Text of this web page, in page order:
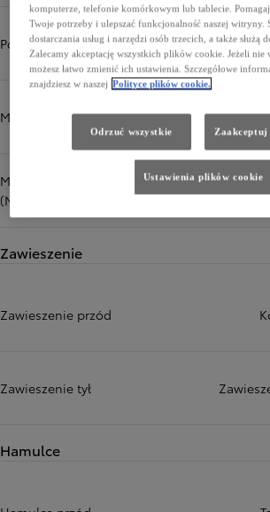
Pojemność skokowa (cm³)
Moc maksymalna (KM)
Maksymalny moment obrotowy
(Nm)
Zawieszenie
Zawieszenie przód
Zawieszenie tył
Hamulce
komputerze, telefonie komórkowym lub tablecie.
Twoje potrzeby i ulepszać funkcjonalność naszej witryny.
dostarczania usług i narzędzi osób trzecich, a także służą
Zalecamy akceptację wszystkich plików cookie. Jeżeli nie
możesz łatwo zmienić ich ustawienia. Szczegółowe
znajdziesz w naszej Polityce plików cookie.
Odrzuć wszystkie Zaakceptuj
Ustawienia plików cookie